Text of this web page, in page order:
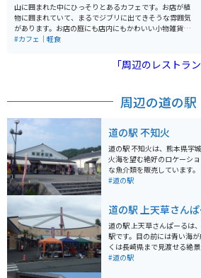
山に囲まれた中にひっそりとあるカフェです。お店が植
物に囲まれていて、まるでジブリに出てきそうな雰囲気
があります。お店の庭にも店内にもかわいい小物雑貨が
たくさんディスプレイされており、とても癒されます。
でお洒落です。店内の至る所に遊び心が満載のカフェで
した。バナナケーキが絶品です。
#カフェ｜軽食
「周辺のレストラ
周辺の道の駅
道の駅 不知火
道の駅 不知火は、熊本県宇
火海を望む絶好のロケーシ
な魚介類を販売しています。 レストランでは、不知火海
で獲れた新鮮な魚介類を使
すすめです。 バイクで訪れる際は、道の駅に併設されて
いる駐車場に無料で駐車で
は、景色が良く、ツーリン
火は、熊本県を代表する道
点としても最適です。
#道の駅
道の駅 上天草さん
道の駅 上天草さんぱーるは
駅です。目の前には青い海
くは長崎県まで見渡せる絶景スポッ
類を使った食事が楽しめ、特
#道の駅